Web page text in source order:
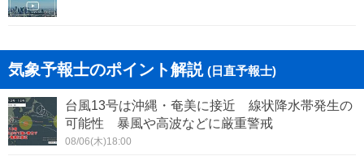
気象予報士のポイント解説 (日直予報士)
台風13号は沖縄・奄美に接近 線状降水帯発生の
可能性 暴風や高波などに厳重警戒
08/06(木)18:00